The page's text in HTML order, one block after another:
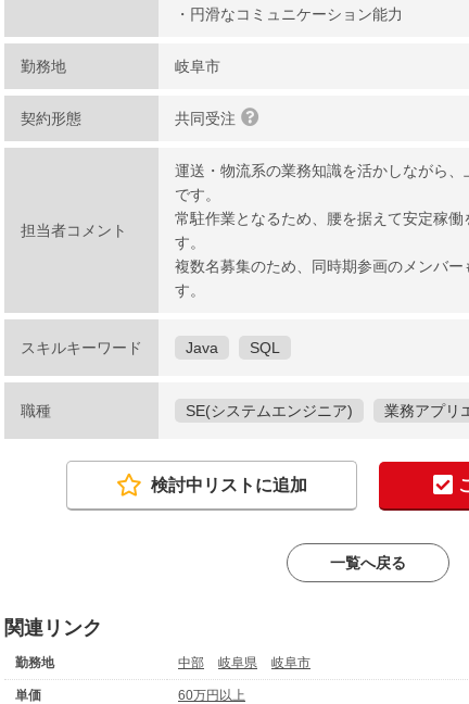
・円滑なコミュニケーション能力
勤務地 岐阜市
契約形態 共同受注
担当者コメント
運送・物流系の業務知識を活かしながら
です。
常駐作業となるため、腰を据えて安定稼
す。
複数名募集のため、同時期参画のメンバ
す。
スキルキーワード Java SQL
職種 SE(システムエンジニア) 業務アプリ
検討中リストに追加
一覧へ戻る
関連リンク
勤務地 中部 岐阜県 岐阜市
単価 60万円以上